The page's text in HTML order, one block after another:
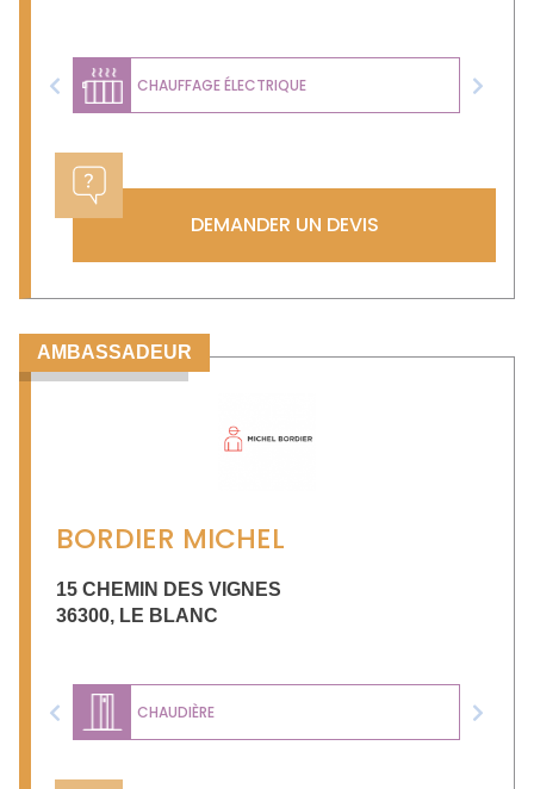
CHAUFFAGE ÉLECTRIQUE
Previous Next
DEMANDER UN DEVIS
AMBASSADEUR
BORDIER MICHEL
15 CHEMIN DES VIGNES
36300, LE BLANC
CHAUDIÈRE
Previous Next